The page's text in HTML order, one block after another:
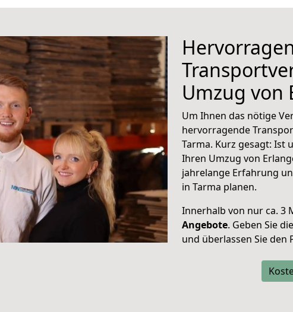
Umzug von
Um Ihnen das nötige
hervorragende
Tarma. Kurz gesagt: Ist
Ihren Umzug von
jahrelange Erfahrung
in Tarma planen.
Innerhalb von nur ca. 3
Angebote. Geben Sie
und überlassen Sie den